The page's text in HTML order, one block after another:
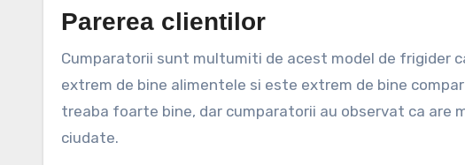
Parerea clientilor
Cumparatorii sunt multumiti de acest model de frigider
extrem de bine alimentele si este extrem de bine
treaba foarte bine, dar cumparatorii au observat ca are
ciudate.